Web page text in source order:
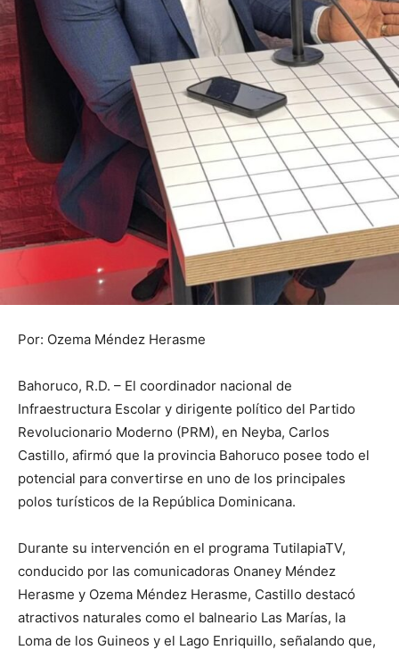
Por: Ozema Méndez Herasme
Bahoruco, R.D. – El coordinador nacional de
Infraestructura Escolar y dirigente político del Partido
Revolucionario Moderno (PRM), en Neyba, Carlos
Castillo, afirmó que la provincia Bahoruco posee todo el
potencial para convertirse en uno de los principales
polos turísticos de la República Dominicana.
Durante su intervención en el programa TutilapiaTV,
conducido por las comunicadoras Onaney Méndez
Herasme y Ozema Méndez Herasme, Castillo destacó
atractivos naturales como el balneario Las Marías, la
Loma de los Guineos y el Lago Enriquillo, señalando que,